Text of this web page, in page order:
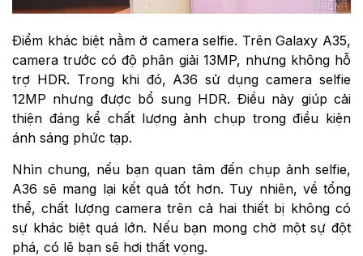
Điểm khác biệt nằm ở camera selfie. Trên Galaxy A35,
camera trước có độ phân giải 13MP, nhưng không hỗ
trợ HDR. Trong khi đó, A36 sử dụng camera selfie
12MP nhưng được bổ sung HDR. Điều này giúp cải
thiện đáng kể chất lượng ảnh chụp trong điều kiện
ánh sáng phức tạp.
Nhìn chung, nếu bạn quan tâm đến chụp ảnh selfie,
A36 sẽ mang lại kết quả tốt hơn. Tuy nhiên, về tổng
thể, chất lượng camera trên cả hai thiết bị không có
sự khác biệt quá lớn. Nếu bạn mong chờ một sự đột
phá, có lẽ bạn sẽ hơi thất vọng.